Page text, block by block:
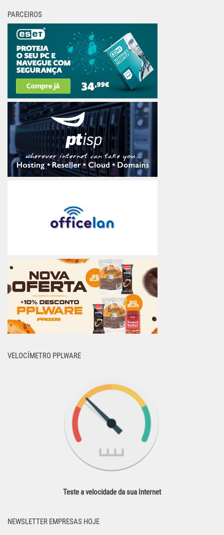
PARCEIROS
VELOCÍMETRO PPLWARE
Teste a velocidade da sua Internet
NEWSLETTER EMPRESAS HOJE